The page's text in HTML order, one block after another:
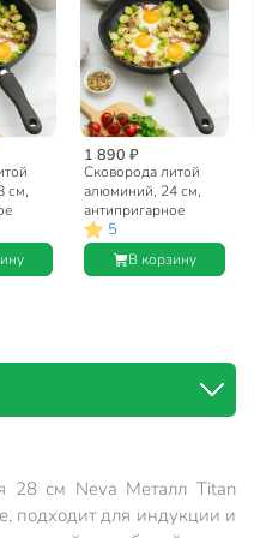
см,
Titan
1 890 ₽
Сковорода литой
алюминий, 24 см,
антипригарное
покрытие, Нева
Металл Посуда, Titan
Space, индукция,
5
В корзину
28 см Neva Металл Titan
подходит для индукции и